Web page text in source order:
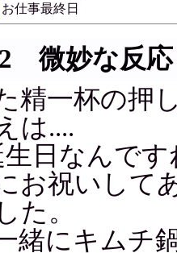
お仕事最終日
微妙な反応
精一杯の押
は....
生日なんで
お祝いして
た。
緒にキムチ